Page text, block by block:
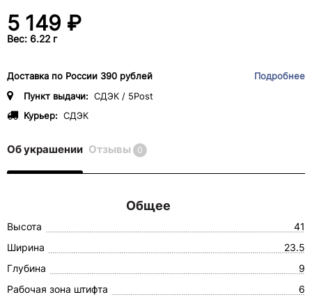
5 149 ₽
Вес: 6.22 г
Доставка по России 390 рублей
Подробнее
Пункт выдачи: СДЭК / 5Post
Курьер: СДЭК
Об украшении Отзывы 0
Общее
Высота
41
Ширина
23.5
Глубина
9
Рабочая зона штифта
6